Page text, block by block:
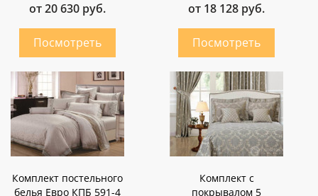
от 20 630 руб. от 18 128 руб.
Комплект постельного
белья Евро КПБ 591-4
Комплект с
покрывалом 5